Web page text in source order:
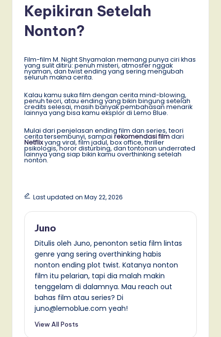
Kepikiran Setelah
Nonton?
Film-film M. Night Shyamalan memang punya ciri khas
yang sulit ditiru: penuh misteri, atmosfer nggak
nyaman, dan twist ending yang sering mengubah
seluruh makna cerita.
Kalau kamu suka film dengan cerita mind-blowing,
penuh teori, atau ending yang bikin bingung setelah
credits selesai, masih banyak pembahasan menarik
lainnya yang bisa kamu eksplor di Lemo Blue.
Mulai dari penjelasan ending film dan series, teori
cerita tersembunyi, sampairekomendasi filmdari
Netflixyang viral, film jadul, box office, thriller
psikologis, horor disturbing, dan tontonan underrated
lainnya yang siap bikin kamu overthinking setelah
nonton.
Last updated on May 22, 2026
Juno
Ditulis oleh Juno, penonton setia film lintas
genre yang sering overthinking habis
nonton ending plot twist. Katanya nonton
film itu pelarian, tapi dia malah makin
tenggelam di dalamnya. Mau reach out
bahas film atau series? Di
juno@lemoblue.com yeah!
View All Posts